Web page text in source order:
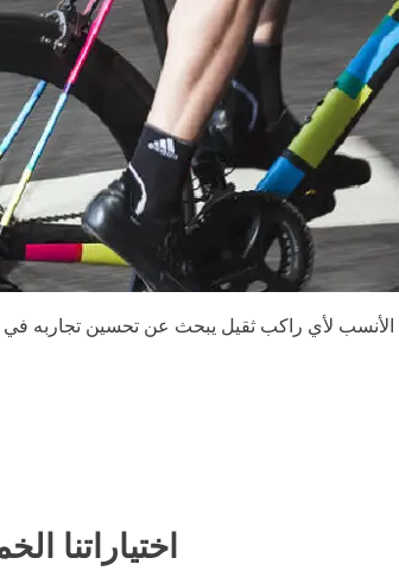
لأي راكب ثقيل يبحث عن تحسين تجاربه في
اختياراتنا